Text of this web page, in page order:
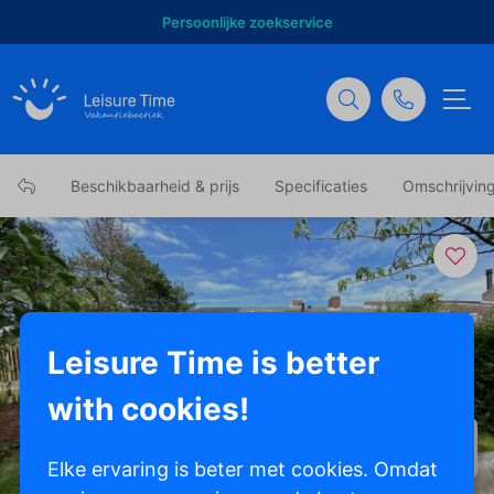
Persoonlijke zoekservice
Beschikbaarheid & prijs Specificaties
Leisure Time is better
with cookies!
Elke ervaring is beter met cookies. Omdat